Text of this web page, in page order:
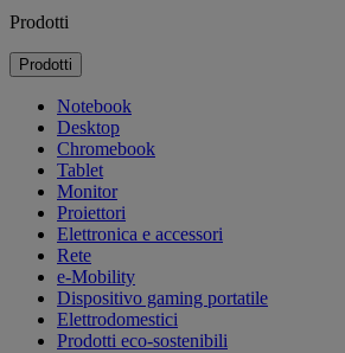
Prodotti
Prodotti
Notebook
Desktop
Chromebook
Tablet
Monitor
Proiettori
Elettronica e accessori
Rete
e-Mobility
Dispositivo gaming portatile
Elettrodomestici
Prodotti eco-sostenibili